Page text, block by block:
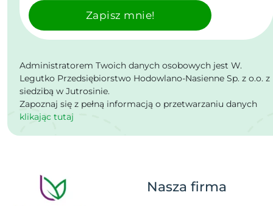
Zapisz mnie!
Administratorem Twoich danych osobowych jest W.
Legutko Przedsiębiorstwo Hodowlano-Nasienne Sp. z o.o. z
siedzibą w Jutrosinie.
Zapoznaj się z pełną informacją o przetwarzaniu danych
klikając tutaj
Nasza firma